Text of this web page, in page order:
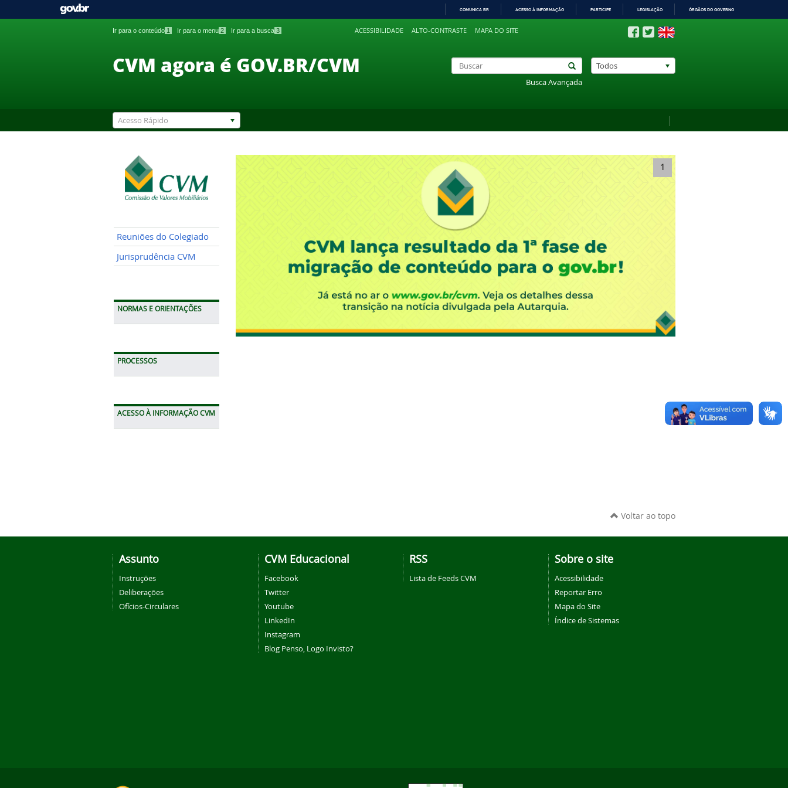
PARA
COMUNICA BR ACESSO À INFORMAÇÃO PARTICIPE LEGISLAÇÃO ÓRGÃOS DO GOVERNO
Ir para o conteúdo 1 Ir para o menu 2 Ir para a busca 3 ACESSIBILIDADE ALTO-CONTRASTE MAPA DO SITE
CVM agora é GOV.BR/CVM
Busca Avançada
Todos
Acesso Rápido
Reuniões do Colegiado
Jurisprudência CVM
NORMAS E ORIENTAÇÕES
PROCESSOS
ACESSO À INFORMAÇÃO CVM
1
Voltar ao topo
Assunto
Instruções
Deliberações
Ofícios-Circulares
CVM Educacional
Facebook
Twitter
Youtube
LinkedIn
Instagram
Blog Penso, Logo Invisto?
RSS
Lista de Feeds CVM
Sobre o site
Acessibilidade
Reportar Erro
Mapa do Site
Índice de Sistemas